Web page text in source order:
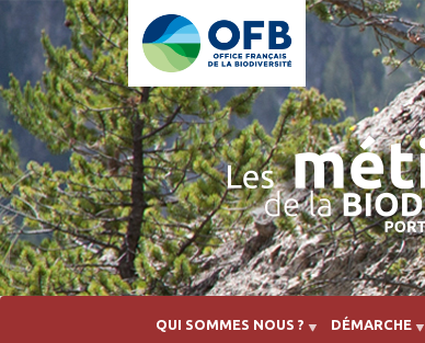
QUI SOMMES NOUS ? DÉMARCHE